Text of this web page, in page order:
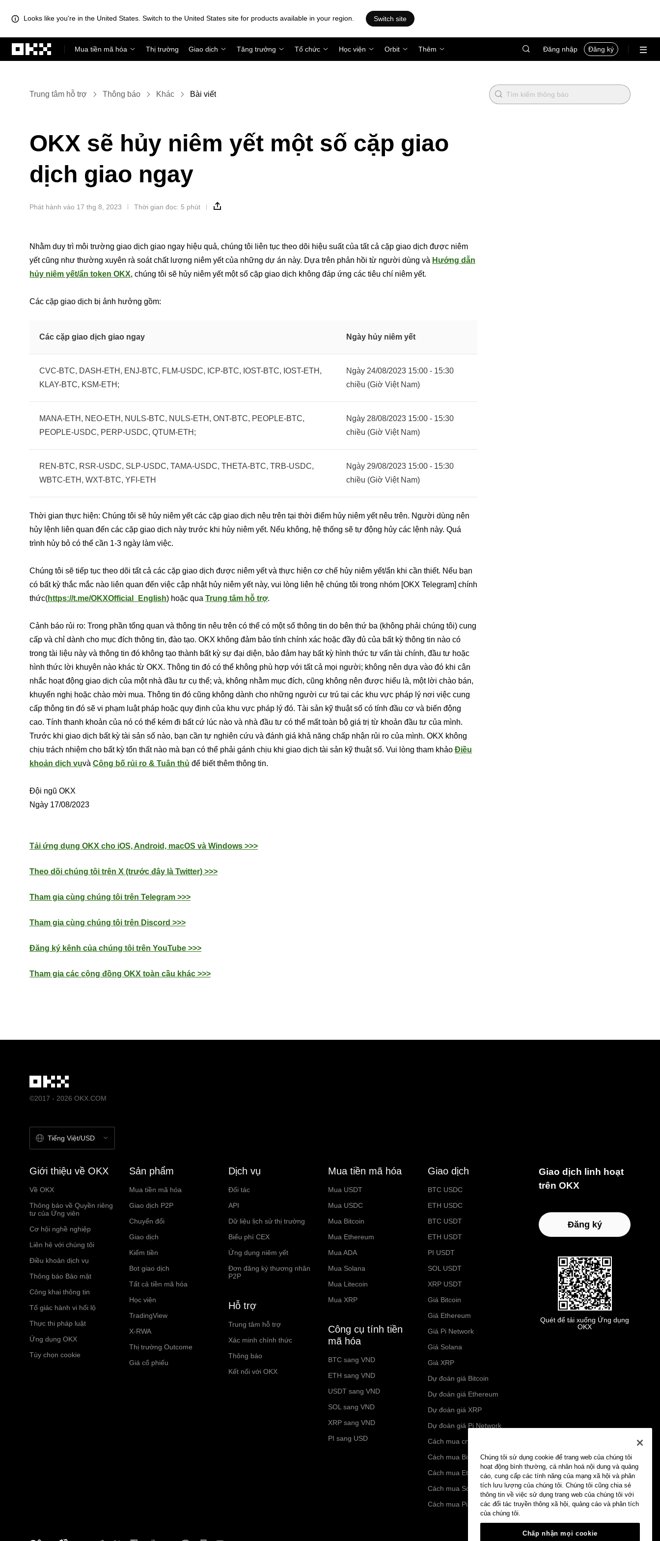
Looks like you're in the United States. Switch to the United States site for products available in your region. Switch site
Mua tiền mã hóa
Thị trường Giao dịch Tăng trưởng Tổ chức Học viện Orbit Thêm Đăng nhập Đăng ký
Trung tâm hỗ trợ Thông báo Khác Bài viết
OKX sẽ hủy niêm yết một số cặp giao
dịch giao ngay
Phát hành vào 17 thg 8, 2023 Thời gian đọc: 5 phút
Nhằm duy trì môi trường giao dịch giao ngay hiệu quả, chúng tôi liên tục theo dõi hiệu suất của tất cả cặp giao dịch được niêm
yết cũng như thường xuyên rà soát chất lượng niêm yết của những dự án này. Dựa trên phản hồi từ người dùng và Hướng dẫn
hủy niêm yết/ẩn token OKX, chúng tôi sẽ hủy niêm yết một số cặp giao dịch không đáp ứng các tiêu chí niêm yết.
Các cặp giao dịch bị ảnh hưởng gồm:
Các cặp giao dịch giao ngay Ngày hủy niêm yết
CVC-BTC, DASH-ETH, ENJ-BTC, FLM-USDC, ICP-BTC, IOST-BTC, IOST-ETH,
KLAY-BTC, KSM-ETH;
Ngày 24/08/2023 15:00 - 15:30
chiều (Giờ Việt Nam)
MANA-ETH, NEO-ETH, NULS-BTC, NULS-ETH, ONT-BTC, PEOPLE-BTC,
PEOPLE-USDC, PERP-USDC, QTUM-ETH;
Ngày 28/08/2023 15:00 - 15:30
chiều (Giờ Việt Nam)
REN-BTC, RSR-USDC, SLP-USDC, TAMA-USDC, THETA-BTC, TRB-USDC,
WBTC-ETH, WXT-BTC, YFI-ETH
Ngày 29/08/2023 15:00 - 15:30
chiều (Giờ Việt Nam)
Thời gian thực hiện: Chúng tôi sẽ hủy niêm yết các cặp giao dịch nêu trên tại thời điểm hủy niêm yết nêu trên. Người dùng nên
hủy lệnh liên quan đến các cặp giao dịch này trước khi hủy niêm yết. Nếu không, hệ thống sẽ tự động hủy các lệnh này. Quá
trình hủy bỏ có thể cần 1-3 ngày làm việc.
Chúng tôi sẽ tiếp tục theo dõi tất cả các cặp giao dịch được niêm yết và thực hiện cơ chế hủy niêm yết/ẩn khi cần thiết. Nếu bạn
có bất kỳ thắc mắc nào liên quan đến việc cập nhật hủy niêm yết này, vui lòng liên hệ chúng tôi trong nhóm [OKX Telegram] chính
thức(https://t.me/OKXOfficial_English) hoặc qua Trung tâm hỗ trợ.
Cảnh báo rủi ro: Trong phần tổng quan và thông tin nêu trên có thể có một số thông tin do bên thứ ba (không phải chúng tôi) cung
cấp và chỉ dành cho mục đích thông tin, đào tạo. OKX không đảm bảo tính chính xác hoặc đầy đủ của bất kỳ thông tin nào có
trong tài liệu này và thông tin đó không tạo thành bất kỳ sự đại diện, bảo đảm hay bất kỳ hình thức tư vấn tài chính, đầu tư hoặc
hình thức lời khuyên nào khác từ OKX. Thông tin đó có thể không phù hợp với tất cả mọi người; không nên dựa vào đó khi cân
nhắc hoạt động giao dịch của một nhà đầu tư cụ thể; và, không nhằm mục đích, cũng không nên được hiểu là, một lời chào bán,
khuyến nghị hoặc chào mời mua. Thông tin đó cũng không dành cho những người cư trú tại các khu vực pháp lý nơi việc cung
cấp thông tin đó sẽ vi phạm luật pháp hoặc quy định của khu vực pháp lý đó. Tài sản kỹ thuật số có tính đầu cơ và biến động
cao. Tính thanh khoản của nó có thể kém đi bất cứ lúc nào và nhà đầu tư có thể mất toàn bộ giá trị từ khoản đầu tư của mình.
Trước khi giao dịch bất kỳ tài sản số nào, bạn cần tự nghiên cứu và đánh giá khả năng chấp nhận rủi ro của mình. OKX không
chịu trách nhiệm cho bất kỳ tổn thất nào mà bạn có thể phải gánh chịu khi giao dịch tài sản kỹ thuật số. Vui lòng tham khảo Điều
khoản dịch vụvà Công bố rủi ro & Tuân thủ để biết thêm thông tin.
Đội ngũ OKX
Ngày 17/08/2023
Tải ứng dụng OKX cho iOS, Android, macOS và Windows >>>
Theo dõi chúng tôi trên X (trước đây là Twitter) >>>
Tham gia cùng chúng tôi trên Telegram >>>
Tham gia cùng chúng tôi trên Discord >>>
Đăng ký kênh của chúng tôi trên YouTube >>>
Tham gia các cộng đồng OKX toàn cầu khác >>>
©2017 - 2026 OKX.COM
Tiếng Việt/USD
Giới thiệu về OKX
Về OKX
Thông báo về Quyền riêng
tư của Ứng viên
Cơ hội nghề nghiệp
Liên hệ với chúng tôi
Điều khoản dịch vụ
Thông báo Bảo mật
Công khai thông tin
Tố giác hành vi hối lộ
Thực thi pháp luật
Ứng dụng OKX
Tùy chọn cookie
Sản phẩm
Mua tiền mã hóa
Giao dịch P2P
Chuyển đổi
Giao dịch
Kiếm tiền
Bot giao dịch
Tất cả tiền mã hóa
Học viện
TradingView
X-RWA
Thị trường Outcome
Giá cổ phiếu
Dịch vụ
Đối tác
API
Dữ liệu lịch sử thị trường
Biểu phí CEX
Ứng dụng niêm yết
Đơn đăng ký thương nhân
P2P
Hỗ trợ
Trung tâm hỗ trợ
Xác minh chính thức
Thông báo
Kết nối với OKX
Mua tiền mã hóa
Mua USDT
Mua USDC
Mua Bitcoin
Mua Ethereum
Mua ADA
Mua Solana
Mua Litecoin
Mua XRP
Công cụ tính tiền
mã hóa
BTC sang VND
ETH sang VND
USDT sang VND
SOL sang VND
XRP sang VND
PI sang USD
Giao dịch
BTC USDC
ETH USDC
BTC USDT
ETH USDT
PI USDT
SOL USDT
XRP USDT
Giá Bitcoin
Giá Ethereum
Giá Pi Network
Giá Solana
Giá XRP
Dự đoán giá Bitcoin
Dự đoán giá Ethereum
Dự đoán giá XRP
Dự đoán giá Pi Network
Cách mua crypto
Cách mua Bitcoin
Cách mua Ethereum
Cách mua Solana
Cách mua Pi Network
Giao dịch linh hoạt
trên OKX
Đăng ký
Quét để tải xuống Ứng dụng
OKX
Chúng tôi sử dụng cookie để trang web của chúng tôi
hoạt động bình thường, cá nhân hoá nội dung và quảng
cáo, cung cấp các tính năng của mạng xã hội và phân
tích lưu lượng của chúng tôi. Chúng tôi cũng chia sẻ
thông tin về việc sử dụng trang web của chúng tôi với
các đối tác truyền thông xã hội, quảng cáo và phân tích
của chúng tôi.
Chấp nhận mọi cookie